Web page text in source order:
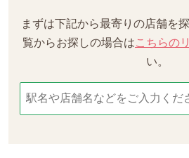
まずは下記から最寄りの店舗を
覧からお探しの場合はこちらの
い。